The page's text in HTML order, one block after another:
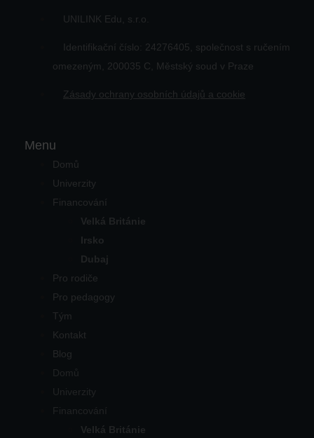
UNILINK Edu, s.r.o.
Identifikační číslo: 24276405, společnost s ručením
omezeným, 200035 C, Městský soud v Praze
Zásady ochrany osobních údajů a cookie
Menu
Domů
Univerzity
Financování
Velká Británie
Irsko
Dubaj
Pro rodiče
Pro pedagogy
Tým
Kontakt
Blog
Domů
Univerzity
Financování
Velká Británie